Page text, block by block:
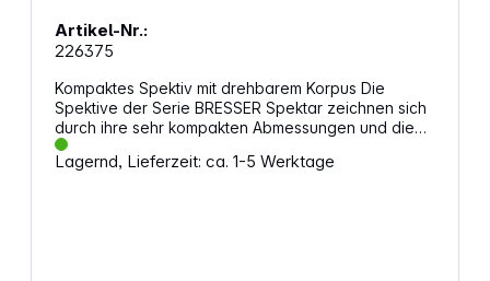
Artikel-Nr.:
226375
Kompaktes Spektiv mit drehbarem Korpus Die
Spektive der Serie BRESSER Spektar zeichnen sich
durch ihre sehr kompakten Abmessungen und die
besondere Schnellfokussierung aus. Hierdurch sind
sie vor allem zur Natur- und Vogelbeobachtung z.B.
Lagernd, Lieferzeit: ca. 1-5 Werktage